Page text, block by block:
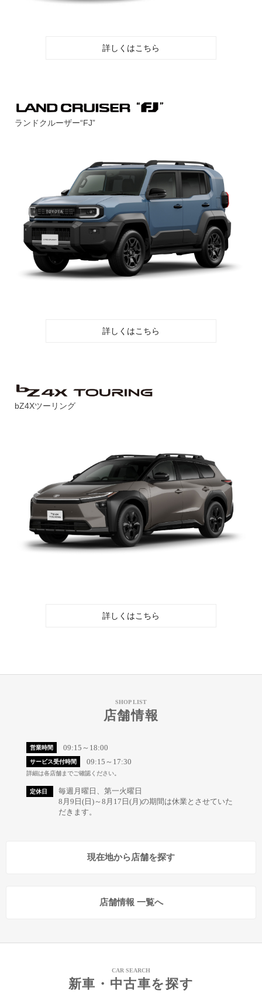
詳しくはこちら
ランドクルーザー“FJ”
詳しくはこちら
bZ4Xツーリング
詳しくはこちら
SHOP LIST
店舗情報
営業時間 09:15～18:00
サービス受付時間 09:15～17:30
詳細は各店舗までご確認ください。
定休日
毎週月曜日、第一火曜日
8月9日(日)～8月17日(月)の期間は休業とさせていた
だきます。
現在地から店舗を探す
店舗情報 一覧へ
CAR SEARCH
新車・中古車を探す